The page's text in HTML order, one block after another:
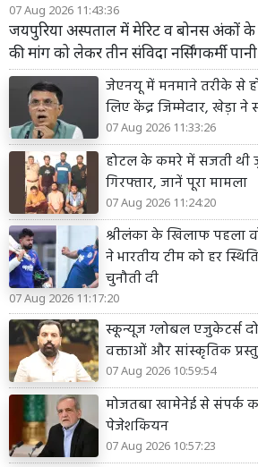
07 Aug 2026 11:43:36
जयपुरिया अस्पताल में मेरिट व बोनस अंकों के
की मांग को लेकर तीन संविदा नर्सिंगकर्मी
जेएनयू में मनमाने तरीके से
लिए केंद्र जिम्मेदार, खेड़ा
07 Aug 2026 11:33:26
होटल के कमरे में सजती थी
गिरफ्तार, जानें पूरा मामला
07 Aug 2026 11:24:20
श्रीलंका के खिलाफ पहला
ने भारतीय टीम को हर
चुनौती दी
07 Aug 2026 11:17:20
स्कून्यूज ग्लोबल एजुकेटर्स
वक्ताओं और सांस्कृतिक
07 Aug 2026 10:59:54
मोजतबा खामेनेई से संपर्क
पेजेशकियन
07 Aug 2026 10:57:23